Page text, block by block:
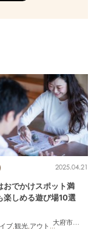
大府市
,東浦
2025.04.21
おでかけスポット満
楽しめる遊び場10選
ブ 観光 アウトドア , 親子,